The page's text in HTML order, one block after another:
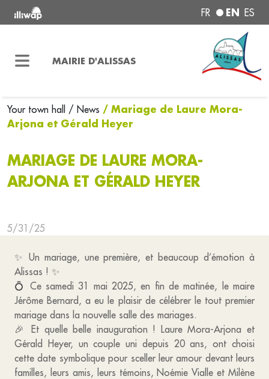
FR EN ES
MAIRIE D'ALISSAS
Your town hall / News / Mariage de Laure Mora-
Arjona et Gérald Heyer
MARIAGE DE LAURE MORA-
ARJONA ET GÉRALD HEYER
5/31/25
✨ Un mariage, une première, et beaucoup d’émotion à
Alissas ! ✨
💍 Ce samedi 31 mai 2025, en fin de matinée, le maire
Jérôme Bernard, a eu le plaisir de célébrer le tout premier
mariage dans la nouvelle salle des mariages.
🎉 Et quelle belle inauguration ! Laure Mora-Arjona et
Gérald Heyer, un couple uni depuis 20 ans, ont choisi
cette date symbolique pour sceller leur amour devant leurs
familles, leurs amis, leurs témoins, Noémie Vialle et Milène